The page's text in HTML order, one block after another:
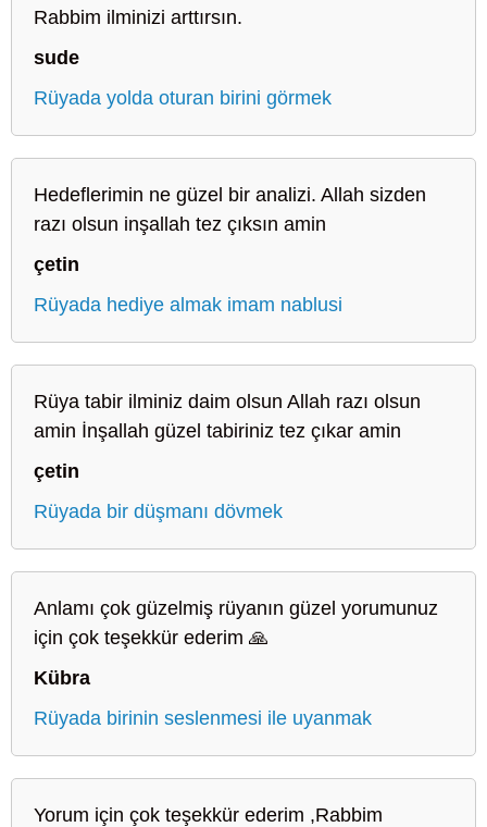
Rabbim ilminizi arttırsın.
sude
Rüyada yolda oturan birini görmek
Hedeflerimin ne güzel bir analizi. Allah sizden
razı olsun inşallah tez çıksın amin
çetin
Rüyada hediye almak imam nablusi
Rüya tabir ilminiz daim olsun Allah razı olsun
amin İnşallah güzel tabiriniz tez çıkar amin
çetin
Rüyada bir düşmanı dövmek
Anlamı çok güzelmiş rüyanın güzel yorumunuz
için çok teşekkür ederim 🙏
Kübra
Rüyada birinin seslenmesi ile uyanmak
Yorum için çok teşekkür ederim ,Rabbim